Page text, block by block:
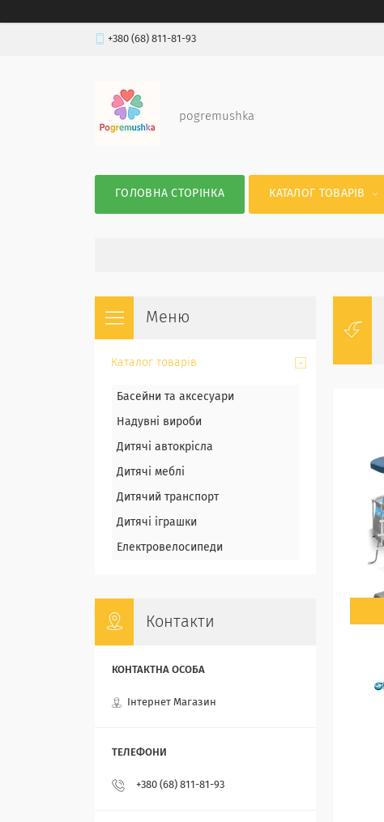
+380 (68) 811-81-93
pogremushka
ГОЛОВНА СТОРІНКА КАТАЛОГ ТОВАРІВ
Каталог товарів
Басейни та аксесуари
Надувні вироби
Дитячі автокрісла
Дитячі меблі
Дитячий транспорт
Дитячі іграшки
Електровелосипеди
Контакти
Інтернет Магазин
+380 (68) 811-81-93